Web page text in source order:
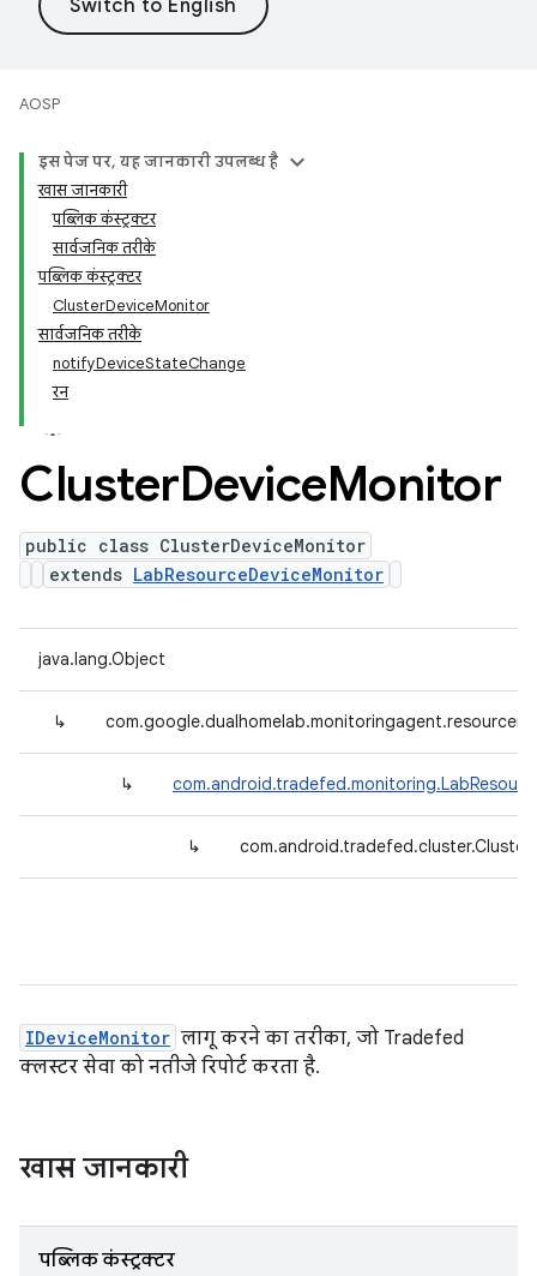
AOSP
इस पेज पर, यह जानकारी उपलब्ध है
खास जानकारी
पब्लिक कंस्ट्रक्टर
सार्वजनिक तरीके
पब्लिक कंस्ट्रक्टर
ClusterDeviceMonitor
सार्वजनिक तरीके
notifyDeviceStateChange
रन
ClusterDeviceMonitor
public class ClusterDeviceMonitor
extends LabResourceDeviceMonitor
java.lang.Object
↳
↳
↳
IDeviceMonitor लागू करने का तरीका, जो Tradefed
क्लस्टर सेवा को नतीजे रिपोर्ट करता है.
खास जानकारी
पब्लिक कंस्ट्रक्टर